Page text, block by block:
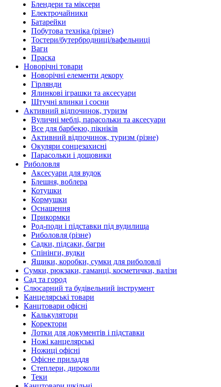
Блендери та міксери
Електрочайники
Батарейки
Побутова техніка (різне)
Тостери/бутербродниці/вафельниці
Ваги
Праска
Новорічні товари
Новорічні елементи декору
Гірлянди
Ялинкові іграшки та аксесуари
Штучні ялинки і сосни
Активний відпочинок, туризм
Вуличні меблі, парасольки та аксесуари
Все для барбекю, пікніків
Активний відпочинок, туризм (різне)
Окуляри сонцезахисні
Парасольки і дощовики
Риболовля
Аксесуари для вудок
Блешня, воблера
Котушки
Кормушки
Оснащення
Прикормки
Род-поди і підставки під вудилища
Риболовля (різне)
Садки, підсаки, багри
Спінінги, вудки
Ящики, коробки, сумки для риболовлі
Сумки, рюкзаки, гаманці, косметички, валізи
Сад та город
Слюсарний та будівельний інструмент
Канцелярські товари
Канцтовари офісні
Калькулятори
Коректори
Лотки для документів і підставки
Ножі канцелярські
Ножиці офісні
Офісне приладдя
Степлери, дироколи
Теки